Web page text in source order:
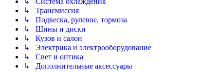
↳ Трансмиссия
↳ Подвеска, рулевое, тормоза
↳ Шины и диски
↳ Кузов и салон
↳ Электрика и электрооборудование
↳ Свет и оптика
↳ Дополнительные аксессуары